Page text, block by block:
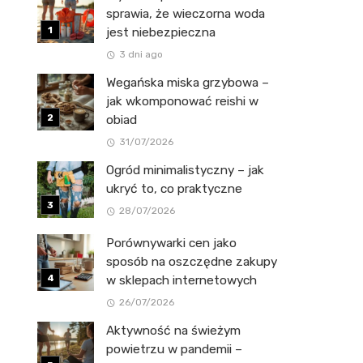
sprawia, że wieczorna woda
jest niebezpieczna
3 dni ago
Wegańska miska grzybowa –
jak wkomponować reishi w
obiad
31/07/2026
Ogród minimalistyczny – jak
ukryć to, co praktyczne
28/07/2026
Porównywarki cen jako
sposób na oszczędne zakupy
w sklepach internetowych
26/07/2026
Aktywność na świeżym
powietrzu w pandemii –